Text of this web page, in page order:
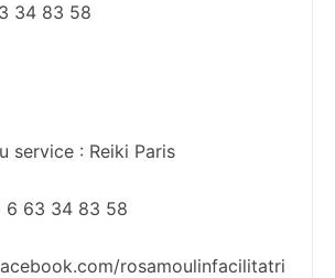
34 83 58
service : Reiki Paris
6 63 34 83 58
rosamoulinfacilitatri